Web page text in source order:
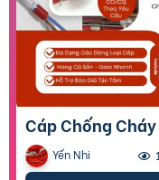
Cáp Chống
Yến Nhi